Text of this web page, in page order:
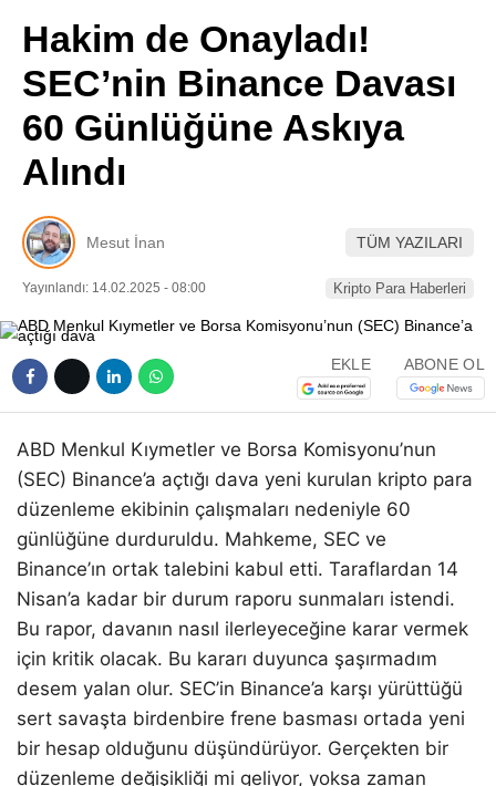
Youtube
TikTok
Pinterest
Hakim de Onayladı!
SEC’nin Binance Davası
60 Günlüğüne Askıya
Alındı
Mesut İnan TÜM YAZILARI
Yayınlandı: 14.02.2025 - 08:00 Kripto Para Haberleri
EKLE ABONE OL
ABD Menkul Kıymetler ve Borsa Komisyonu’nun
(SEC) Binance’a açtığı dava yeni kurulan kripto para
düzenleme ekibinin çalışmaları nedeniyle 60
günlüğüne durduruldu. Mahkeme, SEC ve
Binance’ın ortak talebini kabul etti. Taraflardan 14
Nisan’a kadar bir durum raporu sunmaları istendi.
Bu rapor, davanın nasıl ilerleyeceğine karar vermek
için kritik olacak. Bu kararı duyunca şaşırmadım
desem yalan olur. SEC’in Binance’a karşı yürüttüğü
sert savaşta birdenbire frene basması ortada yeni
bir hesap olduğunu düşündürüyor. Gerçekten bir
düzenleme değişikliği mi geliyor, yoksa zaman